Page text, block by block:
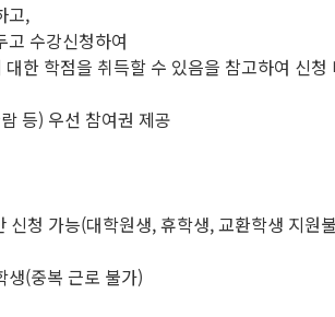
고,
수강신청하여
한 학점을 취득할 수 있음을 참고하여 신청
등) 우선 참여권 제공
청 가능(대학원생, 휴학생, 교환학생 지원
생(중복 근로 불가)